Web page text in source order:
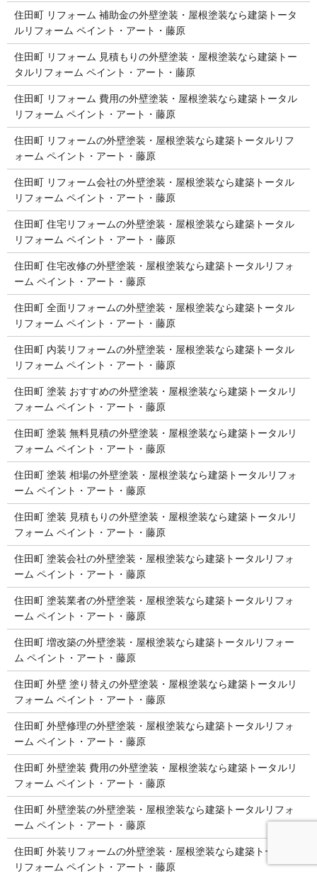
住田町 リフォーム 補助金の外壁塗装・屋根塗装なら建築トータ
ルリフォーム ペイント・アート・藤原
住田町 リフォーム 見積もりの外壁塗装・屋根塗装なら建築トー
タルリフォーム ペイント・アート・藤原
住田町 リフォーム 費用の外壁塗装・屋根塗装なら建築トータル
リフォーム ペイント・アート・藤原
住田町 リフォームの外壁塗装・屋根塗装なら建築トータルリフ
ォーム ペイント・アート・藤原
住田町 リフォーム会社の外壁塗装・屋根塗装なら建築トータル
リフォーム ペイント・アート・藤原
住田町 住宅リフォームの外壁塗装・屋根塗装なら建築トータル
リフォーム ペイント・アート・藤原
住田町 住宅改修の外壁塗装・屋根塗装なら建築トータルリフォ
ーム ペイント・アート・藤原
住田町 全面リフォームの外壁塗装・屋根塗装なら建築トータル
リフォーム ペイント・アート・藤原
住田町 内装リフォームの外壁塗装・屋根塗装なら建築トータル
リフォーム ペイント・アート・藤原
住田町 塗装 おすすめの外壁塗装・屋根塗装なら建築トータルリ
フォーム ペイント・アート・藤原
住田町 塗装 無料見積の外壁塗装・屋根塗装なら建築トータルリ
フォーム ペイント・アート・藤原
住田町 塗装 相場の外壁塗装・屋根塗装なら建築トータルリフォ
ーム ペイント・アート・藤原
住田町 塗装 見積もりの外壁塗装・屋根塗装なら建築トータルリ
フォーム ペイント・アート・藤原
住田町 塗装会社の外壁塗装・屋根塗装なら建築トータルリフォ
ーム ペイント・アート・藤原
住田町 塗装業者の外壁塗装・屋根塗装なら建築トータルリフォ
ーム ペイント・アート・藤原
住田町 増改築の外壁塗装・屋根塗装なら建築トータルリフォー
ム ペイント・アート・藤原
住田町 外壁 塗り替えの外壁塗装・屋根塗装なら建築トータルリ
フォーム ペイント・アート・藤原
住田町 外壁修理の外壁塗装・屋根塗装なら建築トータルリフォ
ーム ペイント・アート・藤原
住田町 外壁塗装 費用の外壁塗装・屋根塗装なら建築トータルリ
フォーム ペイント・アート・藤原
住田町 外壁塗装の外壁塗装・屋根塗装なら建築トータルリフォ
ーム ペイント・アート・藤原
住田町 外装リフォームの外壁塗装・屋根塗装なら建築トータル
リフォーム ペイント・アート・藤原